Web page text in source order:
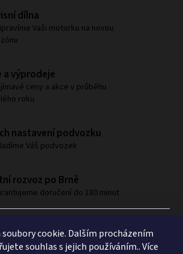
cookie. Dalším procházením
souhlas s jejich používáním.. Více
dílna
Vaši motorku na novou
a výprodeje
ceny a akce v průběhu
roku
nastavení podvozku
Váš podvozek
rozvoz po Brně
doručení do 180 minut